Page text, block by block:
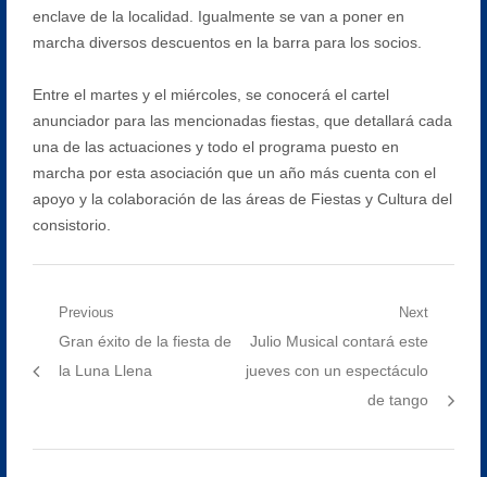
enclave de la localidad. Igualmente se van a poner en
marcha diversos descuentos en la barra para los socios.
Entre el martes y el miércoles, se conocerá el cartel
anunciador para las mencionadas fiestas, que detallará cada
una de las actuaciones y todo el programa puesto en
marcha por esta asociación que un año más cuenta con el
apoyo y la colaboración de las áreas de Fiestas y Cultura del
consistorio.
Navegación
Previous
Previous
post:
Gran éxito de la fiesta de
la Luna Llena
Next
Next
post:
Julio Musical contará este
jueves con un espectáculo
de tango